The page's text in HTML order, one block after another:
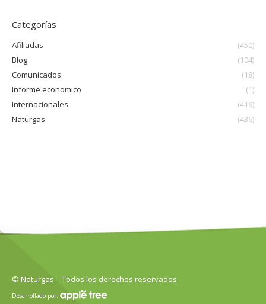
Categorías
Afiliadas
(450)
Blog
(104)
Comunicados
(18)
Informe economico
(1)
Internacionales
(416)
Naturgas
(436)
© Naturgas – Todos los derechos reservados.
Desarrollado por: